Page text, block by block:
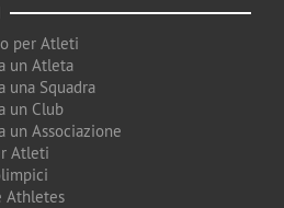
per Atleti
un Atleta
una Squadra
un Club
un Associazione
Atleti
Athletes